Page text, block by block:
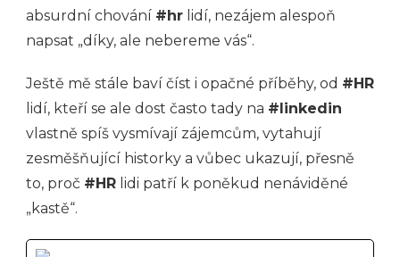
absurdní chování #hr lidí, nezájem alespoň
napsat „díky, ale nebereme vás“.
Ještě mě stále baví číst i opačné příběhy, od #HR
lidí, kteří se ale dost často tady na #linkedin
vlastně spíš vysmívají zájemcům, vytahují
zesměšňující historky a vůbec ukazují, přesně
to, proč #HR lidi patří k poněkud nenáviděné
„kastě“.